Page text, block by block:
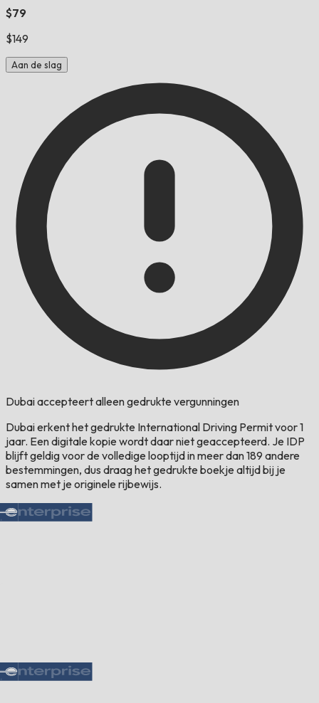
$79
$149
Aan de slag
Dubai accepteert alleen gedrukte vergunningen
Dubai erkent het gedrukte International Driving Permit voor 1
jaar. Een digitale kopie wordt daar niet geaccepteerd. Je IDP
blijft geldig voor de volledige looptijd in meer dan 189 andere
bestemmingen, dus draag het gedrukte boekje altijd bij je
samen met je originele rijbewijs.